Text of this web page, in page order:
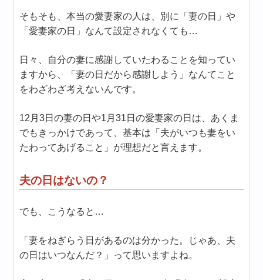
そもそも、本当の愛妻家の人は、別に「妻の日」や
「愛妻家の日」なんて設定されなくても…
日々、自分の妻に感謝していたわることを知ってい
ますから、「妻の日だから感謝しよう」なんてこと
をわざわざ考えないんです。
12月3日の妻の日や1月31日の愛妻家の日は、あくま
でもきっかけであって、基本は「夫がいつも妻をい
たわってあげること」が理想だと言えます。
夫の日はないの？
でも、こうなると…
「妻をねぎらう日があるのは分かった。じゃあ、夫
の日はいつなんだ？」って思いますよね。